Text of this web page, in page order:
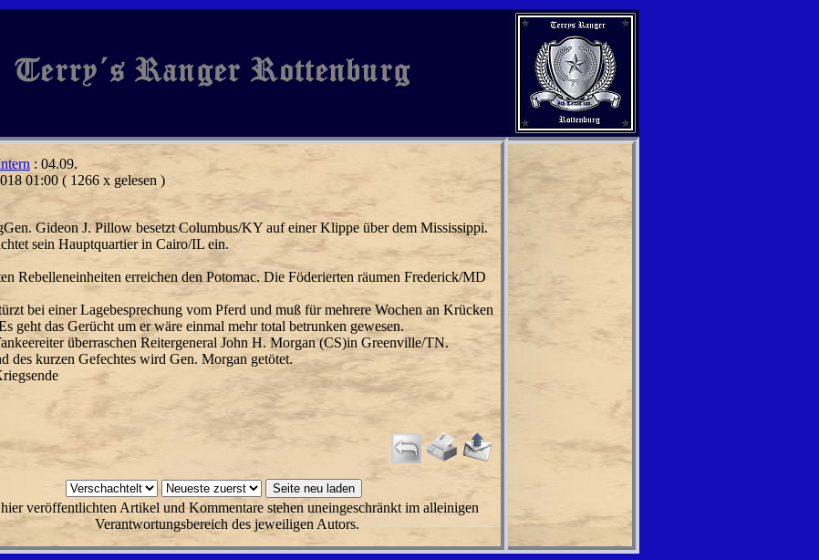
: 04.09.
01:00 ( 1266 x gelesen )
Gideon J. Pillow besetzt Columbus/KY auf einer Klippe über dem Mississippi.
sein Hauptquartier in Cairo/IL ein.
Rebelleneinheiten erreichen den Potomac. Die Föderierten räumen Frederick/MD
bei einer Lagebesprechung vom Pferd und muß für mehrere Wochen an Krücken
geht das Gerücht um er wäre einmal mehr total betrunken gewesen.
überraschen Reitergeneral John H. Morgan (CS)in Greenville/TN.
des kurzen Gefechtes wird Gen. Morgan getötet.
veröffentlichten Artikel und Kommentare stehen uneingeschränkt im alleinigen
Verantwortungsbereich des jeweiligen Autors.